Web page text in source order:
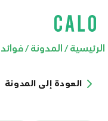
الرئيسية/ المدونة/
العودة إلى المدونة